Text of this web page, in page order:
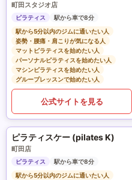
町田スタジオ店
ピラティス
駅から車で8分
駅から5分以内のジムに通いたい人
姿勢・腰痛・肩こりが気になる人
マットピラティスを始めたい人
パーソナルピラティスを始めたい人
マシンピラティスを始めたい人
グループレッスンで始めたい人
公式サイトを見る
ピラティスケー (pilates K)
町田店
ピラティス
駅から車で8分
駅から5分以内のジムに通いたい人